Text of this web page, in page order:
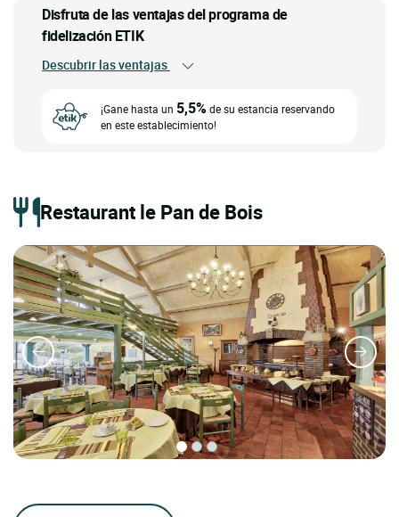
Disfruta de las ventajas del programa de
fidelización ETIK
Descubrir las ventajas
¡Gane hasta un 5,5%de su estancia reservando
en este establecimiento!
Restaurant le Pan de Bois